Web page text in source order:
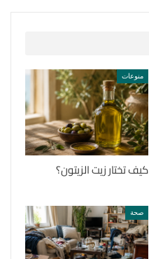
منوعات
كيف تختار زيت الزيتون؟
صحة